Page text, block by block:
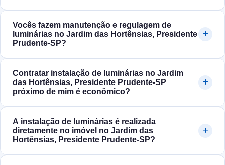
Vocês fazem manutenção e regulagem de
luminárias no Jardim das Hortênsias, Presidente
Prudente‑SP?
Contratar instalação de luminárias no Jardim
das Hortênsias, Presidente Prudente‑SP
próximo de mim é econômico?
A instalação de luminárias é realizada
diretamente no imóvel no Jardim das
Hortênsias, Presidente Prudente‑SP?